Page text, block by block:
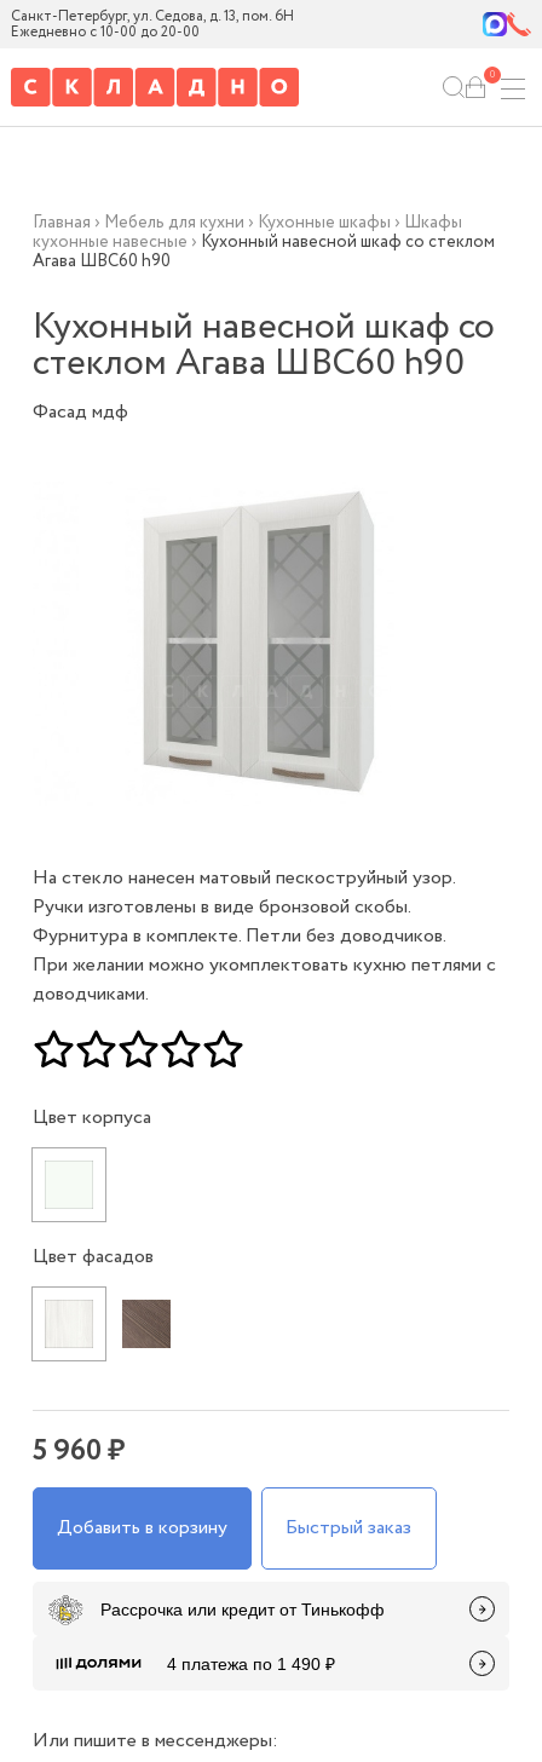
Санкт-Петербург, ул. Седова, д. 13, пом. 6Н
Ежедневно с 10-00 до 20-00
0
Главная › Мебель для кухни › Кухонные шкафы › Шкафы
кухонные навесные › Кухонный навесной шкаф со стеклом
Агава ШВС60 h90
Кухонный навесной шкаф со
стеклом Агава ШВС60 h90
Фасад мдф
На стекло нанесен матовый пескоструйный узор.
Ручки изготовлены в виде бронзовой скобы.
Фурнитура в комплекте. Петли без доводчиков.
При желании можно укомплектовать кухню петлями с
доводчиками.
Цвет корпуса
Цвет фасадов
5 960 ₽
Добавить в корзину Быстрый заказ
Рассрочка или кредит от Тинькофф
4 платежа по 1 490 ₽
Или пишите в мессенджеры: